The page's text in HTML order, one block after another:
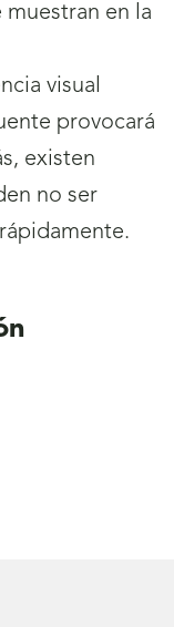
muestran en la
visual
provocará
existen
no ser